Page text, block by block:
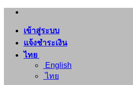
ข้าม
เนื้อหา
เข้าสู่ระบบ
แจ้งชำระเงิน
ไทย
English
ไทย